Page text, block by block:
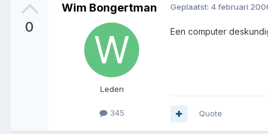
0
Wim Bongertman
Leden
345
Geplaatst: 4 februari
Een computer
Quote